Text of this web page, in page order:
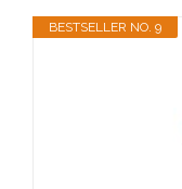
BESTSELLER NO. 9